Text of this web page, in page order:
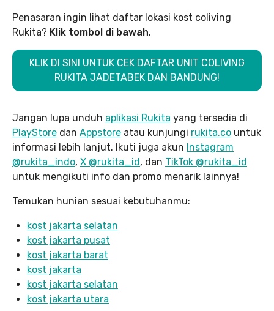
Penasaran ingin lihat daftar lokasi kost coliving
Rukita? Klik tombol di bawah.
KLIK DI SINI UNTUK CEK DAFTAR UNIT COLIVING
RUKITA JADETABEK DAN BANDUNG!
Jangan lupa unduh aplikasi Rukita yang tersedia di
PlayStore dan Appstore atau kunjungi rukita.co untuk
informasi lebih lanjut. Ikuti juga akun Instagram
@rukita_indo, X @rukita_id, dan TikTok @rukita_id
untuk mengikuti info dan promo menarik lainnya!
Temukan hunian sesuai kebutuhanmu:
kost jakarta selatan
kost jakarta pusat
kost jakarta barat
kost jakarta
kost jakarta selatan
kost jakarta utara